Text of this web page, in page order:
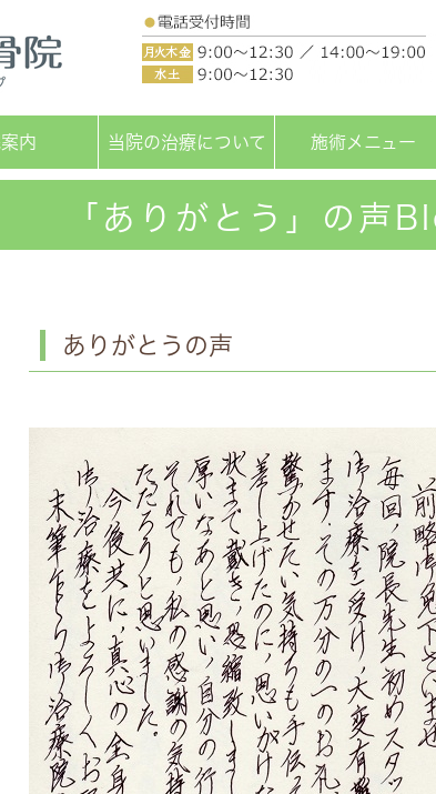
案内 当院の治療について 施術メニュー
「ありがとう」の声
ありがとうの声